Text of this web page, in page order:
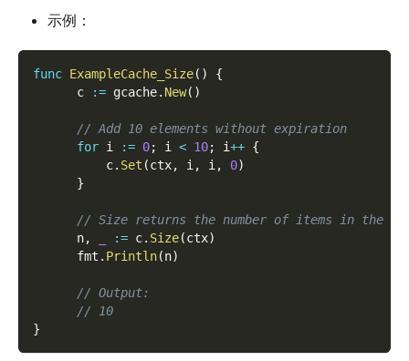
示例：
func ExampleCache_Size( )
{
      c
:= gcache. New( )
// Add 10 elements without expiration
for i := 0; i < 10; i++ {
          c
. Set (ctx, i, i, 0)
}
// Size returns the number of items in the
      n
, := c. Size(ctx)
      fmt
. Println(n)
// Output:
// 10
}